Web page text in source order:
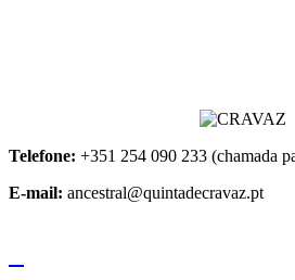
Telefone: +351 254 090 233 (chamada
E-mail: ancestral@quintadecravaz.pt